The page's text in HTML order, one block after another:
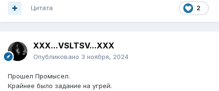
2
Цитата
XXX...VSLTSV...XXX
Опубликовано 3 ноября, 2024
Прошел Промысел.
Крайнее было задание на угрей.